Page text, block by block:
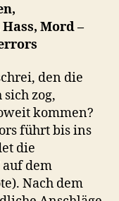
Mord –
den die
zog,
kommen?
führt bis ins
die
dem
Nach dem